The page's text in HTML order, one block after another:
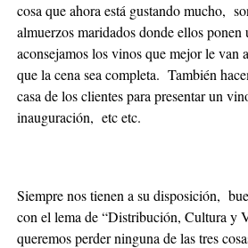
cosa que ahora está gustando mucho,
almuerzos maridados donde ellos
aconsejamos los vinos que mejor le van
que la cena sea completa. También
casa de los clientes para presentar un
inauguración, etc etc.
Siempre nos tienen a su disposición,
con el lema de “Distribución, Cultura y
queremos perder ninguna de las tres